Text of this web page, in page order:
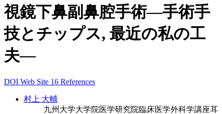
視鏡下鼻副鼻腔手術―手術手
技とチップス, 最近の私の工
夫―
DOI Web Site 16 References
村上 大輔
九州大学大学院医学研究院臨床医学外科学講座耳